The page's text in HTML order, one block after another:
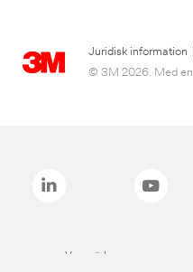
Juridisk information
© 3M 2026. Med
Varumärken som anges